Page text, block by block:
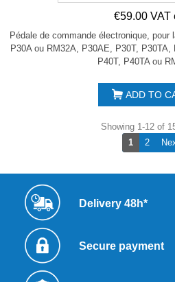
€59.00 VAT
Pédale de commande électronique,
P30A ou RM32A, P30AE, P30T,
P40T, P40TA ou
ADD TO
Showing 1-12 of
1
2
Delivery 48h*
Secure payment